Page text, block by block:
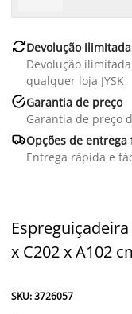
Devolução ilimitada
Devolução
qualquer loja JYSK
Garantia de preço
Garantia de preço
Opções de entrega
Entrega rápida e
x C202 x A102
SKU: 3726057